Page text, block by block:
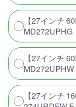
【27インチ
MD272UPHG
【27インチ
MD272UPHW
【27インチ